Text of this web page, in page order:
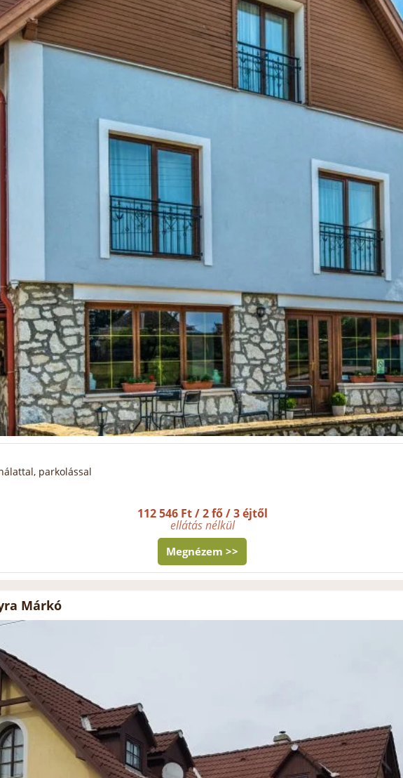
parkolással
112 546 Ft / 2 fő / 3 éjtől
ellátás nélkül
Megnézem >>
Márkó